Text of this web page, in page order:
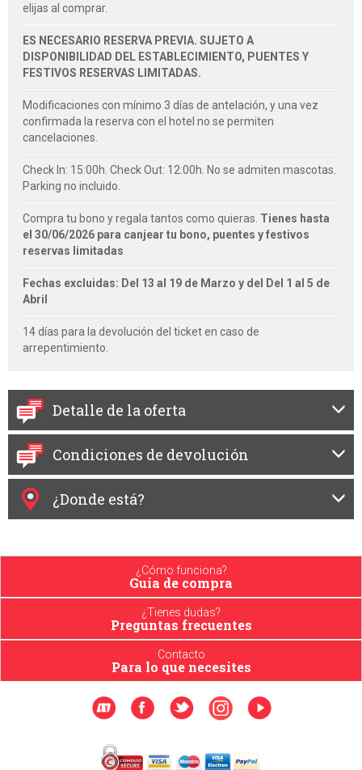
elijas al comprar.
ES NECESARIO RESERVA PREVIA. SUJETO A
DISPONIBILIDAD DEL ESTABLECIMIENTO, PUENTES Y
FESTIVOS RESERVAS LIMITADAS.
Modificaciones con mínimo 3 días de antelación, y una vez
confirmada la reserva con el hotel no se permiten
cancelaciones.
Check In: 15:00h. Check Out: 12:00h. No se admiten mascotas.
Parking no incluido.
Compra tu bono y regala tantos como quieras. Tienes hasta
el 30/06/2026 para canjear tu bono, puentes y festivos
reservas limitadas
Fechas excluidas: Del 13 al 19 de Marzo y del Del 1 al 5 de
Abril
14 días para la devolución del ticket en caso de
arrepentimiento.
Detalle de la oferta
Condiciones de devolución
¿Donde está?
¿Cómo funciona?
Guia de compra
¿Tienes dudas?
Preguntas frecuentes
Contacto
Para lo que necesites